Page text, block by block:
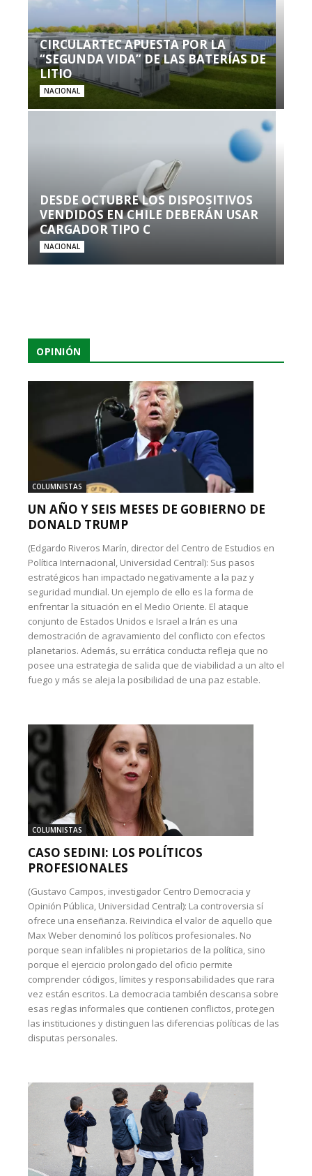
CIRCULARTEC APUESTA POR LA
“SEGUNDA VIDA” DE LAS BATERÍAS DE
LITIO
NACIONAL
DESDE OCTUBRE LOS DISPOSITIVOS
VENDIDOS EN CHILE DEBERÁN USAR
CARGADOR TIPO C
NACIONAL
OPINIÓN
COLUMNISTAS
UN AÑO Y SEIS MESES DE GOBIERNO DE
DONALD TRUMP
(Edgardo Riveros Marín, director del Centro de Estudios en
Política Internacional, Universidad Central): Sus pasos
estratégicos han impactado negativamente a la paz y
seguridad mundial. Un ejemplo de ello es la forma de
enfrentar la situación en el Medio Oriente. El ataque
conjunto de Estados Unidos e Israel a Irán es una
demostración de agravamiento del conflicto con efectos
planetarios. Además, su errática conducta refleja que no
posee una estrategia de salida que de viabilidad a un alto el
fuego y más se aleja la posibilidad de una paz estable.
COLUMNISTAS
CASO SEDINI: LOS POLÍTICOS
PROFESIONALES
(Gustavo Campos, investigador Centro Democracia y
Opinión Pública, Universidad Central): La controversia sí
ofrece una enseñanza. Reivindica el valor de aquello que
Max Weber denominó los políticos profesionales. No
porque sean infalibles ni propietarios de la política, sino
porque el ejercicio prolongado del oficio permite
comprender códigos, límites y responsabilidades que rara
vez están escritos. La democracia también descansa sobre
esas reglas informales que contienen conflictos, protegen
las instituciones y distinguen las diferencias políticas de las
disputas personales.